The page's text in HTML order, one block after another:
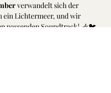
verwandelt sich der
ein Lichtermeer, und wir
passenden Soundtrack! 🎶🐦